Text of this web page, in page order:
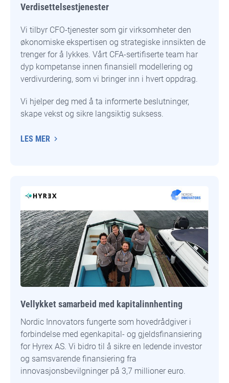
Verdisettelsestjenester
Vi tilbyr CFO-tjenester som gir virksomheter den
økonomiske ekspertisen og strategiske innsikten de
trenger for å lykkes. Vårt CFA-sertifiserte team har
dyp kompetanse innen finansiell modellering og
verdivurdering, som vi bringer inn i hvert oppdrag.
Vi hjelper deg med å ta informerte beslutninger,
skape vekst og sikre langsiktig suksess.
LES MER
Vellykket samarbeid med kapitalinnhenting
Nordic Innovators fungerte som hovedrådgiver i
forbindelse med egenkapital- og gjeldsfinansiering
for Hyrex AS. Vi bidro til å sikre en ledende investor
og samsvarende finansiering fra
innovasjonsbevilgninger på 3,7 millioner euro.